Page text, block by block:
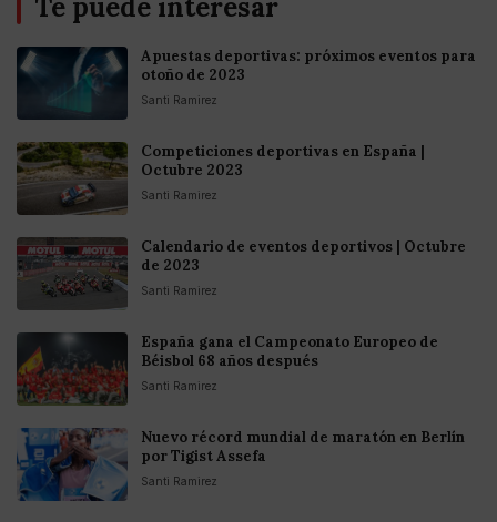
Te puede interesar
Apuestas deportivas: próximos eventos para
otoño de 2023
Santi Ramirez
Competiciones deportivas en España |
Octubre 2023
Santi Ramirez
Calendario de eventos deportivos | Octubre
de 2023
Santi Ramirez
España gana el Campeonato Europeo de
Béisbol 68 años después
Santi Ramirez
Nuevo récord mundial de maratón en Berlín
por Tigist Assefa
Santi Ramirez